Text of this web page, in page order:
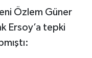
Özlem Güner
Ersoy’a tepki